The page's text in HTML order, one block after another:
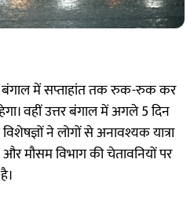
बंगाल में सप्ताहांत तक रुक-रुक कर
वहीं उत्तर बंगाल में अगले 5 दिन
ने लोगों से अनावश्यक यात्रा
मौसम विभाग की चेतावनियों पर